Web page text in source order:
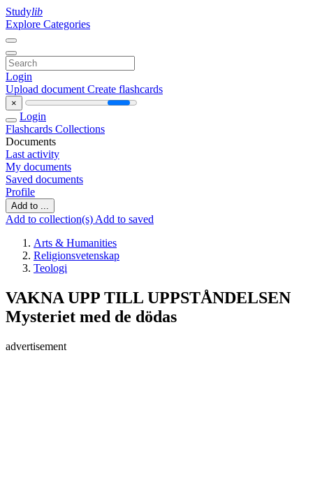
Studylib
Explore Categories
Login
Upload document Create flashcards
×
Login
Flashcards Collections
Documents
Last activity
My documents
Saved documents
Profile
Add to ...
Add to collection(s) Add to saved
Arts & Humanities
Religionsvetenskap
Teologi
VAKNA UPP TILL UPPSTÅNDELSEN
Mysteriet med de dödas
advertisement